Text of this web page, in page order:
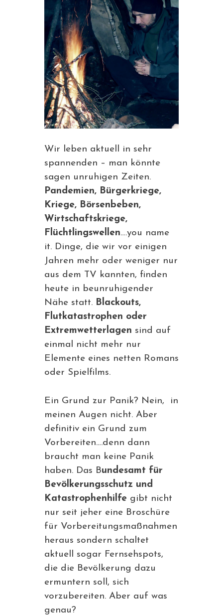
Wir leben aktuell in sehr
spannenden – man könnte
sagen unruhigen Zeiten.
Pandemien, Bürgerkriege,
Kriege, Börsenbeben,
Wirtschaftskriege,
Flüchtlingswellen….you name
it. Dinge, die wir vor einigen
Jahren mehr oder weniger nur
aus dem TV kannten, finden
heute in beunruhigender
Nähe statt. Blackouts,
Flutkatastrophen oder
Extremwetterlagen sind auf
einmal nicht mehr nur
Elemente eines netten Romans
oder Spielfilms.
Ein Grund zur Panik? Nein, in
meinen Augen nicht. Aber
definitiv ein Grund zum
Vorbereiten….denn dann
braucht man keine Panik
haben. Das Bundesamt für
Bevölkerungsschutz und
Katastrophenhilfe gibt nicht
nur seit jeher eine Broschüre
für Vorbereitungsmaßnahmen
heraus sondern schaltet
aktuell sogar Fernsehspots,
die die Bevölkerung dazu
ermuntern soll, sich
vorzubereiten. Aber auf was
genau?